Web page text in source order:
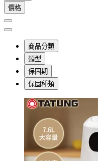
價格
商品分類
類型
保固期
保固種類